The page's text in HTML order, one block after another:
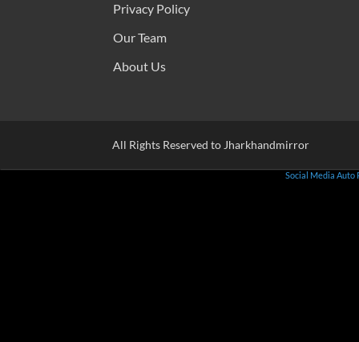
Privacy Policy
Our Team
About Us
All Rights Reserved to Jharkhandmirror
Social Media Auto